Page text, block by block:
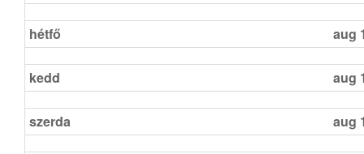
hétfő aug
kedd aug
szerda aug